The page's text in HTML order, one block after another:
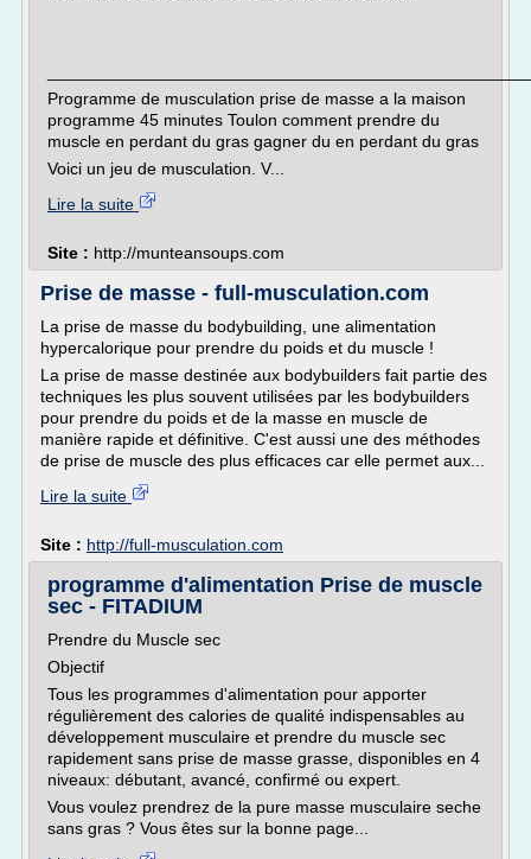
Programme de musculation prise de masse a la maison
programme 45 minutes Toulon comment prendre du
muscle en perdant du gras gagner du en perdant du gras
Voici un jeu de musculation. V...
Lire la suite
Site : http://munteansoups.com
Prise de masse - full-musculation.com
La prise de masse du bodybuilding, une alimentation
hypercalorique pour prendre du poids et du muscle !
La prise de masse destinée aux bodybuilders fait partie des
techniques les plus souvent utilisées par les bodybuilders
pour prendre du poids et de la masse en muscle de
manière rapide et définitive. C'est aussi une des méthodes
de prise de muscle des plus efficaces car elle permet aux...
Lire la suite
Site : http://full-musculation.com
programme d'alimentation Prise de muscle
sec - FITADIUM
Prendre du Muscle sec
Objectif
Tous les programmes d'alimentation pour apporter
régulièrement des calories de qualité indispensables au
développement musculaire et prendre du muscle sec
rapidement sans prise de masse grasse, disponibles en 4
niveaux: débutant, avancé, confirmé ou expert.
Vous voulez prendrez de la pure masse musculaire seche
sans gras ? Vous êtes sur la bonne page...